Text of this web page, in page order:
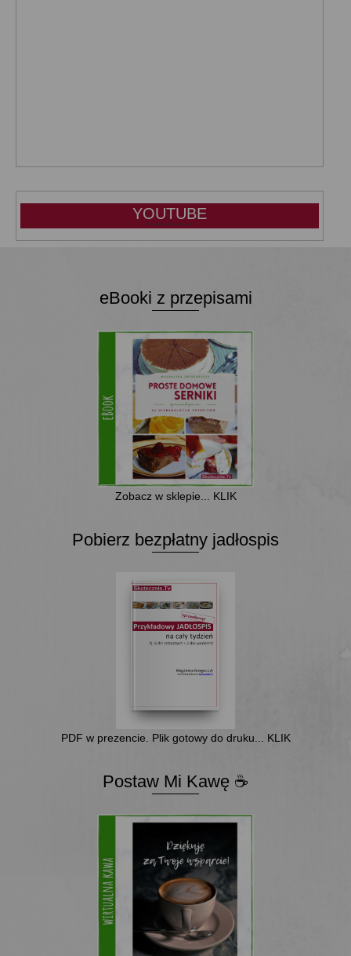
YOUTUBE
eBooki z przepisami
Zobacz w sklepie... KLIK
Pobierz bezpłatny jadłospis
PDF w prezencie. Plik gotowy do druku... KLIK
Postaw Mi Kawę ☕